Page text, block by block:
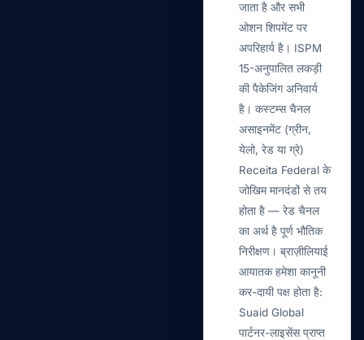
जाता है और सभी
ओशन शिपमेंट पर
अपरिहार्य है। ISPM
15-अनुपालित लकड़ी
की पैकेजिंग अनिवार्य
है। कस्टम्स चैनल
असाइनमेंट (ग्रीन,
येलो, रेड या ग्रे)
Receita Federal के
जोखिम मानदंडों से तय
होता है — रेड चैनल
का अर्थ है पूर्ण भौतिक
निरीक्षण। ब्राज़ीलियाई
आयातक हमेशा कानूनी
कर-दायी पक्ष होता है:
Suaid Global
पार्टनर-लाइसेंस प्राप्त